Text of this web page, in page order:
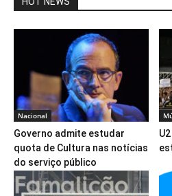
Nacional
Governo admite estudar
quota de Cultura nas notícias
do serviço público